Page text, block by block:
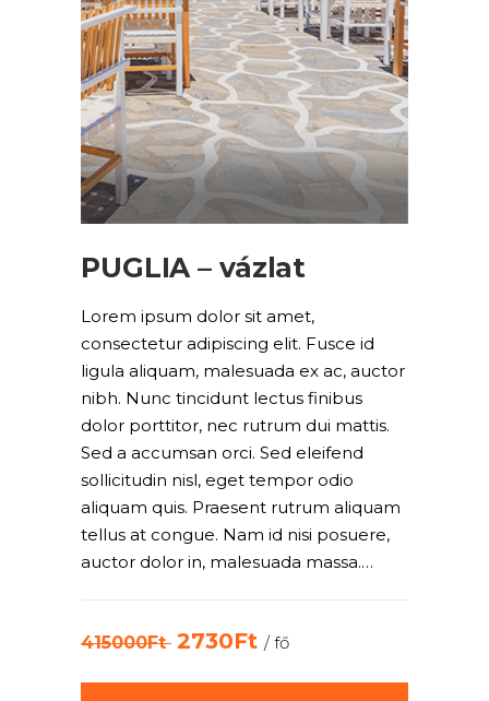
PUGLIA – vázlat
Lorem ipsum dolor sit amet,
consectetur adipiscing elit. Fusce id
ligula aliquam, malesuada ex ac, auctor
nibh. Nunc tincidunt lectus finibus
dolor porttitor, nec rutrum dui mattis.
Sed a accumsan orci. Sed eleifend
sollicitudin nisl, eget tempor odio
aliquam quis. Praesent rutrum aliquam
tellus at congue. Nam id nisi posuere,
auctor dolor in, malesuada massa.…
415000Ft 2730Ft / fő